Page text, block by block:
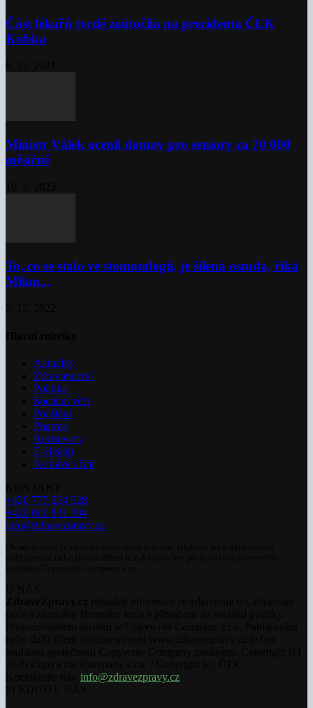
Část lékařů tvrdě zaútočila na prezidenta ČLK
Kubka
Ministr Válek ocenil domov pro seniory za 70 000
měsíčně
To, co se stalo ve stomatologii, je šílená ostuda, říká
Milan...
Aktuality
Zdravotnictví
Politika
Sociální věci
Pojištění
Pharma
Rozhovory
E-Health
Ke kávě i čaji
+420 777 264 528
+420 606 831 394
info@zdravezpravy.cz
info@zdravezpravy.cz